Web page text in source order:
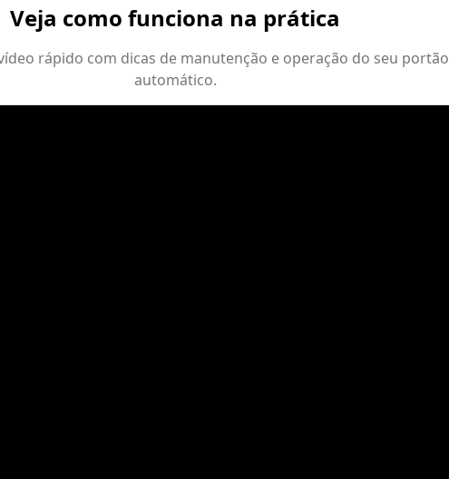
Veja como funciona na prática
rápido com dicas de manutenção e operação do seu portão
automático.